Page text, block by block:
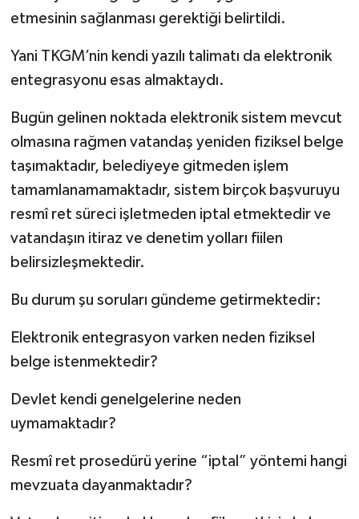
etmesinin sağlanması gerektiği belirtildi.
Yani TKGM’nin kendi yazılı talimatı da elektronik
entegrasyonu esas almaktaydı.
Bugün gelinen noktada elektronik sistem mevcut
olmasına rağmen vatandaş yeniden fiziksel belge
taşımaktadır, belediyeye gitmeden işlem
tamamlanamamaktadır, sistem birçok başvuruyu
resmî ret süreci işletmeden iptal etmektedir ve
vatandaşın itiraz ve denetim yolları fiilen
belirsizleşmektedir.
Bu durum şu soruları gündeme getirmektedir:
Elektronik entegrasyon varken neden fiziksel
belge istenmektedir?
Devlet kendi genelgelerine neden
uymamaktadır?
Resmî ret prosedürü yerine “iptal” yöntemi hangi
mevzuata dayanmaktadır?